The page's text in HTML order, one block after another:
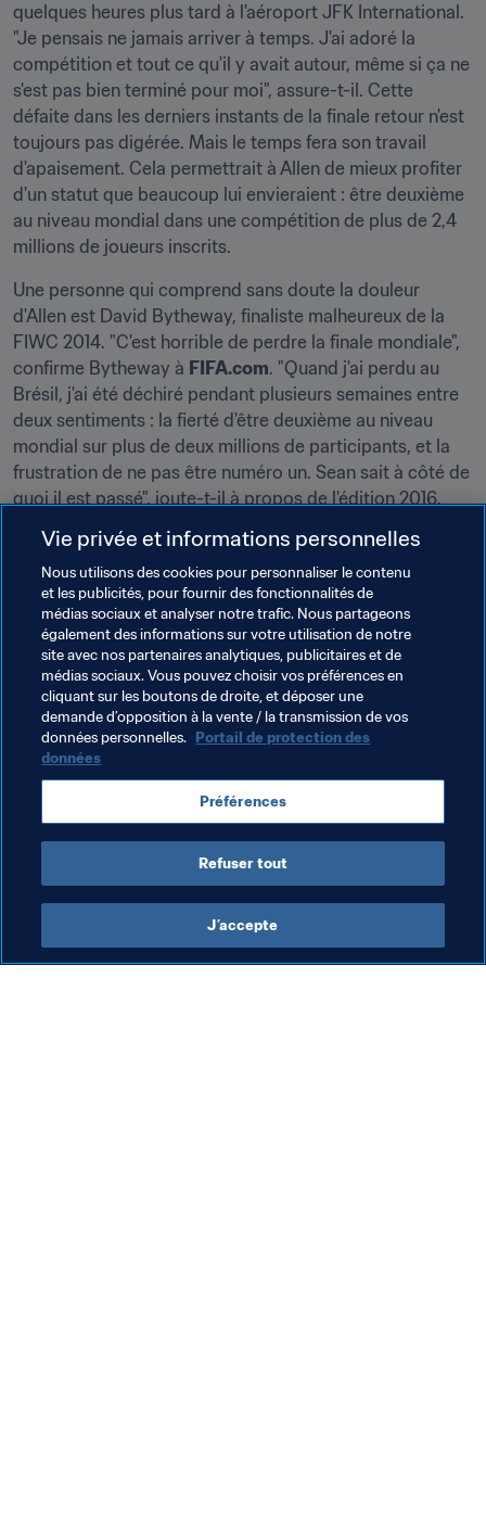
quelques heures plus tard à l'aéroport JFK International.
"Je pensais ne jamais arriver à temps. J'ai adoré la
compétition et tout ce qu'il y avait autour, même si ça ne
s'est pas bien terminé pour moi", assure-t-il. Cette
défaite dans les derniers instants de la finale retour n'est
toujours pas digérée. Mais le temps fera son travail
d'apaisement. Cela permettrait à Allen de mieux profiter
d'un statut que beaucoup lui envieraient : être deuxième
au niveau mondial dans une compétition de plus de 2,4
millions de joueurs inscrits.
Une personne qui comprend sans doute la douleur
d'Allen est David Bytheway, finaliste malheureux de la
FIWC 2014. "C'est horrible de perdre la finale mondiale",
confirme Bytheway à FIFA.com. "Quand j'ai perdu au
Brésil, j'ai été déchiré pendant plusieurs semaines entre
deux sentiments : la fierté d'être deuxième au niveau
mondial sur plus de deux millions de participants, et la
frustration de ne pas être numéro un. Sean sait à côté de
quoi il est passé", joute-t-il à propos de l'édition 2016.
qu'il aurait dû jouer simple, balancer des longs ballons
devant, dans les coins. S'il avait fait ça, il aurait été
champion du monde."
Après avoir approché le Graal de près sans réussir à le
toucher, il n'est pas rare de prendre une année
sabbatique par rapport au jeu. Plusieurs grands finalistes
l'ont fait. Les intentions d'Allen ne semblent toutefois pas
aller dans cette direction. "Je suis abattu mais au bout
du compte, je vais me relever et tout faire pour me
qualifier pour la prochaine Grande Finale. J'ai adoré
chaque seconde de ma semaine à New York", conclut-il. A
part peut-être les dernières de la finale...
Vie privée et informations personnelles
Nous utilisons des cookies pour personnaliser le contenu
et les publicités, pour fournir des fonctionnalités de
médias sociaux et analyser notre trafic. Nous partageons
également des informations sur votre utilisation de notre
site avec nos partenaires analytiques, publicitaires et de
médias sociaux. Vous pouvez choisir vos préférences en
cliquant sur les boutons de droite, et déposer une
demande d’opposition à la vente / la transmission de vos
données personnelles. Portail de protection des
données
Préférences
Refuser tout
J’accepte